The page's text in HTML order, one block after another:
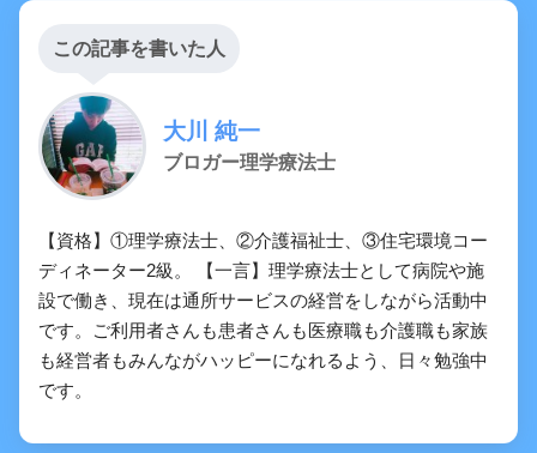
この記事を書いた人
大川 純一
ブロガー理学療法士
【資格】①理学療法士、②介護福祉士、③住宅環境コー
ディネーター2級。 【一言】理学療法士として病院や施
設で働き、現在は通所サービスの経営をしながら活動中
です。ご利用者さんも患者さんも医療職も介護職も家族
も経営者もみんながハッピーになれるよう、日々勉強中
です。